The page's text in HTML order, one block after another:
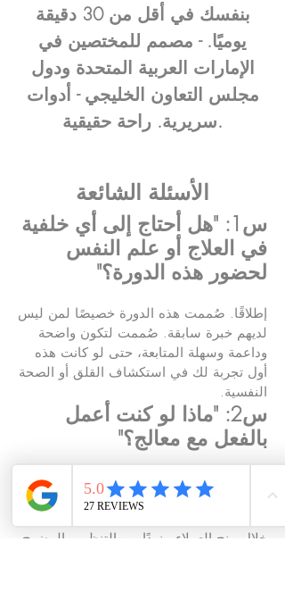
بنفسك في أقل من 30 دقيقة
يوميًا. - مصمم للمختصين في
الإمارات العربية المتحدة ودول
مجلس التعاون الخليجي - أدوات
سريرية. راحة حقيقية.
الأسئلة الشائعة
س1: "هل أحتاج إلى أي خلفية
في العلاج أو علم النفس
لحضور هذه الدورة؟"
إطلاقًا. صُممت هذه الدورة خصيصًا لمن ليس
لديهم خبرة سابقة. صُممت لتكون واضحة
وداعمة وسهلة المتابعة، حتى لو كانت هذه
أول تجربة لك في استكشاف القلق أو الصحة
النفسية.
س2: "ماذا لو كنت أعمل
بالفعل مع معالج؟"
تُكمّل هذه الدورة العلاجَ بشكل رائع. يأخذها
العديد من عملائي إلى جانب جلساتهم، وكثيرًا
خلال منح العملاء مزيدًا من التنظيم والوضوح